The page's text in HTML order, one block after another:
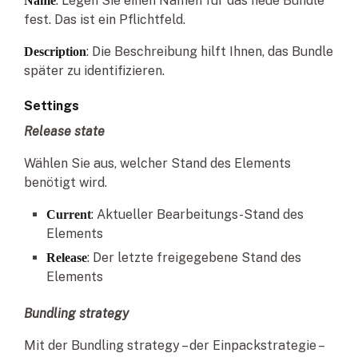
fest. Das ist ein Pflichtfeld.
Description: Die Beschreibung hilft Ihnen, das Bundle
später zu identifizieren.
Settings
Release state
Wählen Sie aus, welcher Stand des Elements
benötigt wird.
Current: Aktueller Bearbeitungs-Stand des
Elements
Release: Der letzte freigegebene Stand des
Elements
Bundling strategy
Mit der Bundling strategy – der Einpackstrategie –